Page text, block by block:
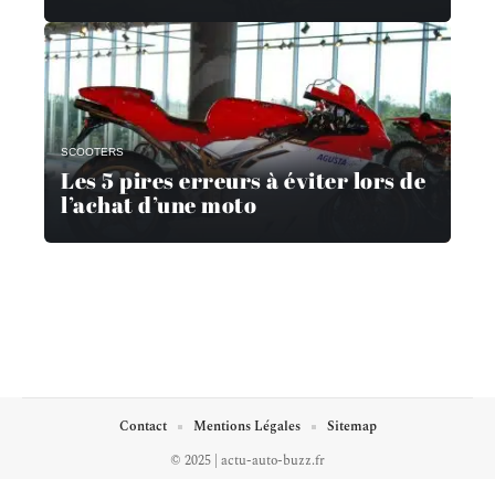
SCOOTERS
Les 5 pires erreurs à éviter lors de
l’achat d’une moto
© 2025 | actu-auto-buzz.fr
Contact Mentions Légales Sitemap